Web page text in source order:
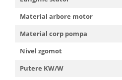
Material arbore motor
Material corp pompa
Nivel zgomot
Putere KW/W